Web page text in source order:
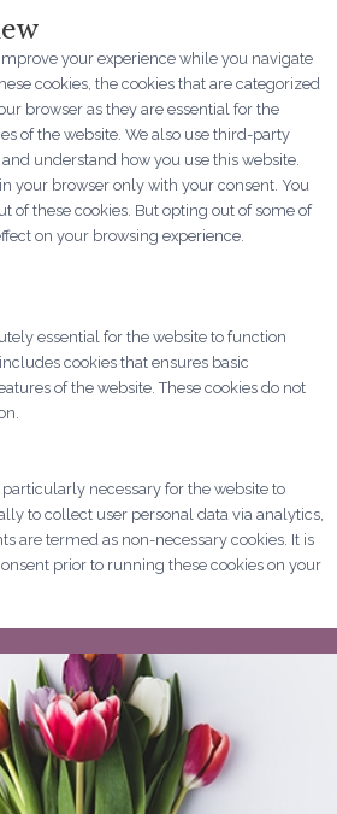
your experience while you navigate
cookies, the cookies that are categorized
browser as they are essential for the
of the website. We also use third-party
understand how you use this website.
your browser only with your consent. You
of these cookies. But opting out of some of
on your browsing experience.
essential for the website to function
cookies that ensures basic
of the website. These cookies do not
necessary for the website to
to collect user personal data via analytics,
are termed as non-necessary cookies. It is
prior to running these cookies on your